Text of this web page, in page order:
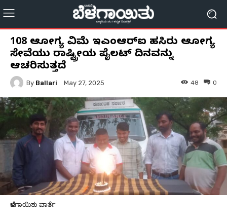
108 ಆರೋಗ್ಯ ವಿಮೆ ಇಎಂಆರ್‌ಐ ಹಸಿರು ಆರೋಗ್ಯ
ಸೇವೆಯು ರಾಷ್ಟ್ರೀಯ ಪೈಲಟ್ ದಿನವನ್ನು
ಆಚರಿಸುತ್ತದೆ
By Ballari May 27, 2025 0
48
ಬೆಳಗಾಯಿತು ವಾರ್ತೆ